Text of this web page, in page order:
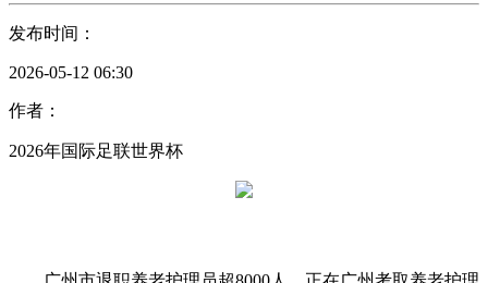
发布时间：
2026-05-12 06:30
作者：
2026年国际足联世界杯